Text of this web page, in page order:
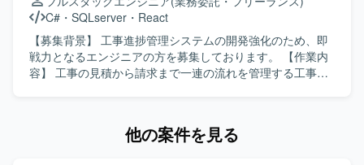
へ取り組み、自ら課題を把握して解決に向けて動いていた
だける方を求めております。周囲と円滑なコミュニケーシ
ョンを取りながら、チームメンバーと協力して業務を推進
できる方、状況の変化に応じて柔軟に業務対応いただける
方が望ましいです。 【ポジションの魅力】 ECサイト案件
向上対応にも関わることで、安定稼働やパフォーマンス向
C# ・ SQLserver ・ React
【募集背景】 工事進捗管理システムの開発強化のため、即
戦力となるエンジニアの方を募集しております。 【作業内
容】 工事の見積から請求まで一連の流れを管理する工事進
などを行っていただきます。 【求める人物像】 Reactの実他の案件を見る